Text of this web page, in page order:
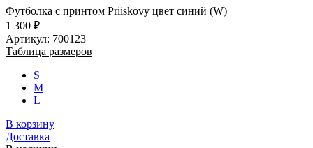
Футболка с принтом Priiskovy цвет синий (W)
1 300 ₽
Артикул: 700123
Таблица размеров
S
M
L
В корзину
Доставка